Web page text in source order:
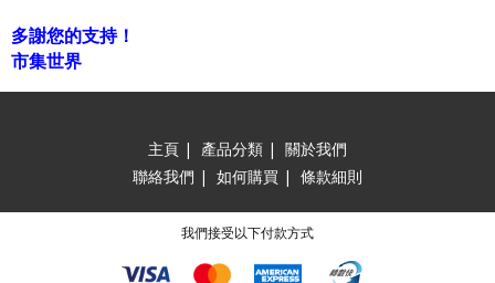
多謝您的支持！
市集世界
主頁 | 產品分類 | 關於我們
聯絡我們 | 如何購買 | 條款細則
我們接受以下付款方式